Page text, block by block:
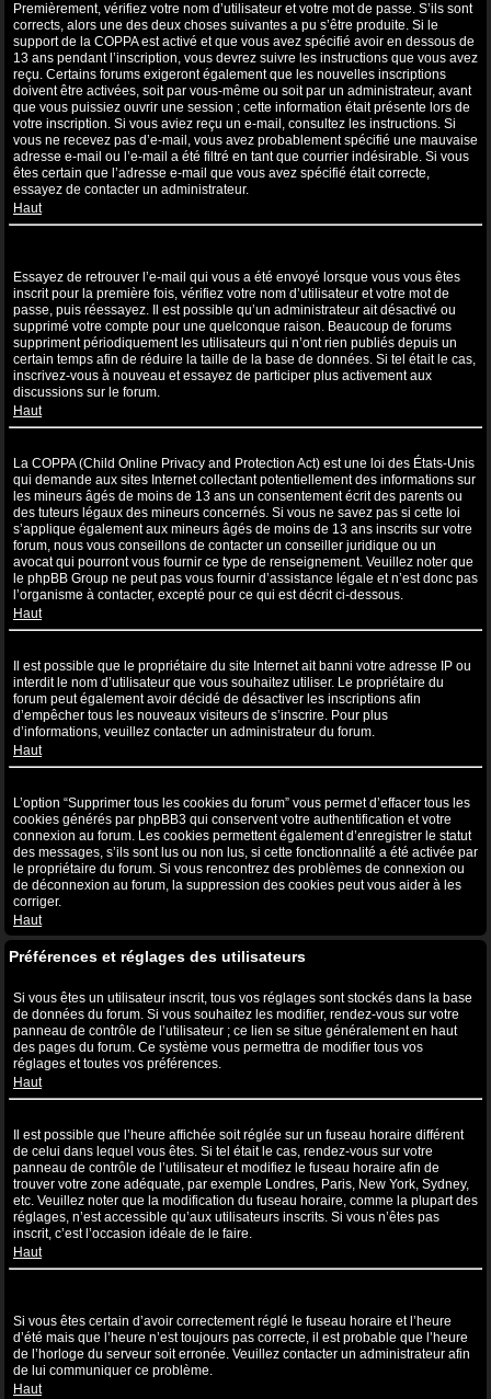
Premièrement, vérifiez votre nom d’utilisateur et votre mot de passe. S’ils sont
corrects, alors une des deux choses suivantes a pu s’être produite. Si le
support de la COPPA est activé et que vous avez spécifié avoir en dessous de
13 ans pendant l’inscription, vous devrez suivre les instructions que vous avez
reçu. Certains forums exigeront également que les nouvelles inscriptions
doivent être activées, soit par vous-même ou soit par un administrateur, avant
que vous puissiez ouvrir une session ; cette information était présente lors de
votre inscription. Si vous aviez reçu un e-mail, consultez les instructions. Si
vous ne recevez pas d’e-mail, vous avez probablement spécifié une mauvaise
adresse e-mail ou l’e-mail a été filtré en tant que courrier indésirable. Si vous
êtes certain que l’adresse e-mail que vous avez spécifié était correcte,
essayez de contacter un administrateur.
Haut
Essayez de retrouver l’e-mail qui vous a été envoyé lorsque vous vous êtes
inscrit pour la première fois, vérifiez votre nom d’utilisateur et votre mot de
passe, puis réessayez. Il est possible qu’un administrateur ait désactivé ou
supprimé votre compte pour une quelconque raison. Beaucoup de forums
suppriment périodiquement les utilisateurs qui n’ont rien publiés depuis un
certain temps afin de réduire la taille de la base de données. Si tel était le cas,
inscrivez-vous à nouveau et essayez de participer plus activement aux
discussions sur le forum.
Haut
La COPPA (Child Online Privacy and Protection Act) est une loi des États-Unis
qui demande aux sites Internet collectant potentiellement des informations sur
les mineurs âgés de moins de 13 ans un consentement écrit des parents ou
des tuteurs légaux des mineurs concernés. Si vous ne savez pas si cette loi
s’applique également aux mineurs âgés de moins de 13 ans inscrits sur votre
forum, nous vous conseillons de contacter un conseiller juridique ou un
avocat qui pourront vous fournir ce type de renseignement. Veuillez noter que
le phpBB Group ne peut pas vous fournir d’assistance légale et n’est donc pas
l’organisme à contacter, excepté pour ce qui est décrit ci-dessous.
Haut
Il est possible que le propriétaire du site Internet ait banni votre adresse IP ou
interdit le nom d’utilisateur que vous souhaitez utiliser. Le propriétaire du
forum peut également avoir décidé de désactiver les inscriptions afin
d’empêcher tous les nouveaux visiteurs de s’inscrire. Pour plus
d’informations, veuillez contacter un administrateur du forum.
Haut
L’option “Supprimer tous les cookies du forum” vous permet d’effacer tous les
cookies générés par phpBB3 qui conservent votre authentification et votre
connexion au forum. Les cookies permettent également d’enregistrer le statut
des messages, s’ils sont lus ou non lus, si cette fonctionnalité a été activée par
le propriétaire du forum. Si vous rencontrez des problèmes de connexion ou
de déconnexion au forum, la suppression des cookies peut vous aider à les
corriger.
Haut
Préférences et réglages des utilisateurs
Si vous êtes un utilisateur inscrit, tous vos réglages sont stockés dans la base
de données du forum. Si vous souhaitez les modifier, rendez-vous sur votre
panneau de contrôle de l’utilisateur ; ce lien se situe généralement en haut
des pages du forum. Ce système vous permettra de modifier tous vos
réglages et toutes vos préférences.
Haut
Il est possible que l’heure affichée soit réglée sur un fuseau horaire différent
de celui dans lequel vous êtes. Si tel était le cas, rendez-vous sur votre
panneau de contrôle de l’utilisateur et modifiez le fuseau horaire afin de
trouver votre zone adéquate, par exemple Londres, Paris, New York, Sydney,
etc. Veuillez noter que la modification du fuseau horaire, comme la plupart des
réglages, n’est accessible qu’aux utilisateurs inscrits. Si vous n’êtes pas
inscrit, c’est l’occasion idéale de le faire.
Haut
Si vous êtes certain d’avoir correctement réglé le fuseau horaire et l’heure
d’été mais que l’heure n’est toujours pas correcte, il est probable que l’heure
de l’horloge du serveur soit erronée. Veuillez contacter un administrateur afin
de lui communiquer ce problème.
Haut